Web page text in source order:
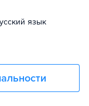
русский язык